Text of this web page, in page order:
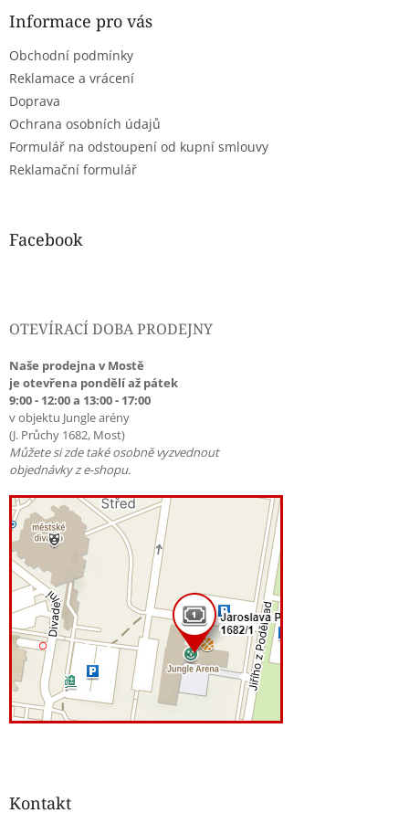
Informace pro vás
Obchodní podmínky
Reklamace a vrácení
Doprava
Ochrana osobních údajů
Formulář na odstoupení od kupní smlouvy
Reklamační formulář
Facebook
OTEVÍRACÍ DOBA PRODEJNY
Naše prodejna v Mostě
je otevřena pondělí až pátek
9:00 - 12:00 a 13:00 - 17:00
v objektu Jungle arény
(J. Průchy 1682, Most)
Můžete si zde také osobně vyzvednout
objednávky z e-shopu.
Kontakt